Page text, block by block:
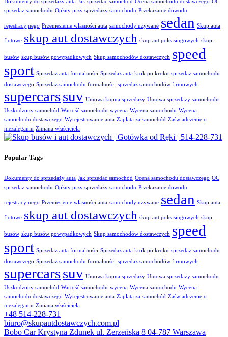
Dokumenty do sprzedaży auta Jak sprzedać samochód Ocena samochodu dostawczego OC
sprzedaż samochodu Opłaty przy sprzedaży samochodu Przekazanie dowodu
rejestracyjnego Przeniesienie własności auta samochody używane sedan Skup auta
flotowe skup aut dostawczych skup aut poleasingowych skup
busów skup busów powypadkowych Skup samochodów dostawczych speed
sport Sprzedaż auta formalności Sprzedaż auta krok po kroku sprzedaż samochodu
dostawczego Sprzedaż samochodu formalności sprzedaż samochodów firmowych
supercarssuv Umowa kupna sprzedaży Umowa sprzedaży samochodu
Uszkodzony samochód Wartość samochodu wycena Wycena samochodu Wycena
samochodu dostawczego Wyrejestrowanie auta Zapłata za samochód Zaświadczenie o
niezaleganiu Zmiana właściciela
Popular Tags
Dokumenty do sprzedaży auta Jak sprzedać samochód Ocena samochodu dostawczego OC
sprzedaż samochodu Opłaty przy sprzedaży samochodu Przekazanie dowodu
rejestracyjnego Przeniesienie własności auta samochody używane sedan Skup auta
flotowe skup aut dostawczych skup aut poleasingowych skup
busów skup busów powypadkowych Skup samochodów dostawczych speed
sport Sprzedaż auta formalności Sprzedaż auta krok po kroku sprzedaż samochodu
dostawczego Sprzedaż samochodu formalności sprzedaż samochodów firmowych
supercarssuv Umowa kupna sprzedaży Umowa sprzedaży samochodu
Uszkodzony samochód Wartość samochodu wycena Wycena samochodu Wycena
samochodu dostawczego Wyrejestrowanie auta Zapłata za samochód Zaświadczenie o
niezaleganiu Zmiana właściciela
+48 514-228-731
biuro@skupautdostawczych.com.pl
Bobo Car Krystyna Zdunek ul. Zerzeńska 8 04-787 Warszawa